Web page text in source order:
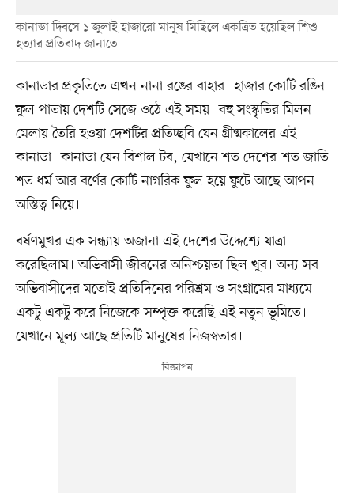
কানাডা দিবসে ১ জুলাই হাজারো মানুষ মিছিলে একত্রিত হয়েছিল শিশু
হত্যার প্রতিবাদ জানাতে
কানাডার প্রকৃতিতে এখন নানা রঙের বাহার। হাজার কোটি রঙিন
ফুল পাতায় দেশটি সেজে ওঠে এই সময়। বহু সংস্কৃতির মিলন
মেলায় তৈরি হওয়া দেশটির প্রতিচ্ছবি যেন গ্রীষ্মকালের এই
কানাডা। কানাডা যেন বিশাল টব, যেখানে শত দেশের-শত জাতি-
শত ধর্ম আর বর্ণের কোটি নাগরিক ফুল হয়ে ফুটে আছে আপন
অস্তিত্ব নিয়ে।
বর্ষণমুখর এক সন্ধ্যায় অজানা এই দেশের উদ্দেশ্যে যাত্রা
করেছিলাম। অভিবাসী জীবনের অনিশ্চয়তা ছিল খুব। অন্য সব
অভিবাসীদের মতোই প্রতিদিনের পরিশ্রম ও সংগ্রামের মাধ্যমে
একটু একটু করে নিজেকে সম্পৃক্ত করেছি এই নতুন ভূমিতে।
যেখানে মূল্য আছে প্রতিটি মানুষের নিজস্বতার।